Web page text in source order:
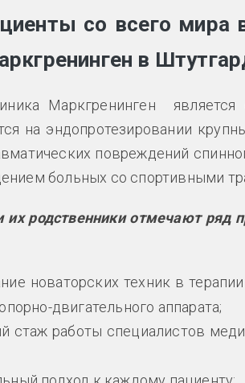
со всего мира
в
Маркгренинген
на эндопротезировании
повреждений
больных со спортивными
их родственники отмечают ряд
новаторских техник в
двигательного аппарата;
стаж работы специалистов